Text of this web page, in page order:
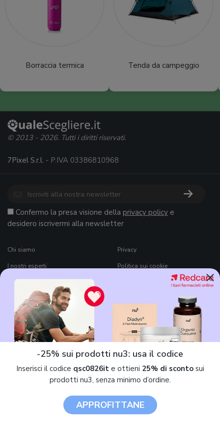
Borraccia termica Tenda da campeggio
×
-25% sui prodotti nu3: usa il codice
Inserisci il codice qsc0826ite ottieni 25% di scontosui
prodotti nu3, senza minimo d’ordine.
APPROFITTANE
© 2013 - 2026. Tutti i diritti riservati.
7Pixel S.r.l. - P.IVA 03386810968
Confermo la presa visione della privacy policy e
desidero iscrivermi alla newsletter
Chi siamo
I nostri esperti
Contatti
Per i brand
News
Osservatorio
Privacy
Politica sui cookie
Termini e condizioni di
QualeScegliere.it
Copyright e Disclaimer
Come funziona QualeScegliere.it